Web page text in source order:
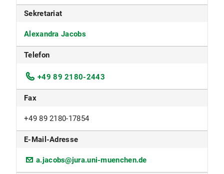
Sekretariat
Alexandra Jacobs
Telefon
+49 89 2180-2443
Fax
+49 89 2180-17854
E-Mail-Adresse
a.jacobs@jura.uni-muenchen.de